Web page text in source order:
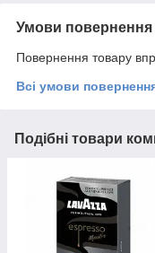
Умови повернення
Повернення товару
Всі умови
Подібні товари